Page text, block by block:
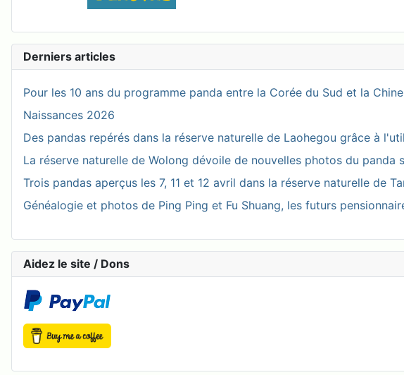
Derniers articles
Pour les 10 ans du programme panda entre la Corée du Sud et la
Naissances 2026
Des pandas repérés dans la réserve naturelle de Laohegou grâce à
La réserve naturelle de Wolong dévoile de nouvelles photos du panda
Trois pandas aperçus les 7, 11 et 12 avril dans la réserve naturelle de
Généalogie et photos de Ping Ping et Fu Shuang, les futurs
Aidez le site / Dons